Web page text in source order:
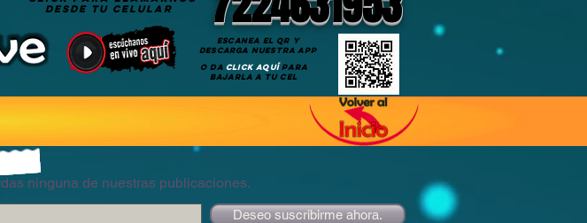
DESDE TU CELULAR
ESCANEA EL QR Y
DESCARGA NUESTRA APP
O DA CLICK AQUÍPARA
BAJARLA A TU CEL
ninguna de nuestras publicaciones.
Deseo suscribirme ahora.